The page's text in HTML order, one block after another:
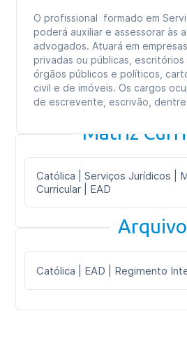
O profissional formado em
poderá auxiliar e assessorar às
advogados. Atuará em
privadas ou públicas, escritórios
órgãos públicos e políticos,
civil e de imóveis. Os cargos
de escrevente, escrivão,
Matriz
Católica | Serviços Jurídicos |
Curricular | EAD
Católica | EAD | Regimento